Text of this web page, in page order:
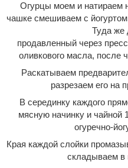
Огурцы моем и натираем
чашке смешиваем с
Туда же
продавленный через
оливкового масла, после
Раскатываем
разрезаем его на
В серединку каждого
мясную начинку и чайной
огуречно-
Края каждой слойки
складываем в